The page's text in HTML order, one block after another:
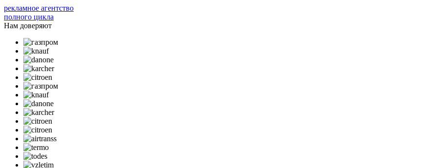
рекламное агентство
полного цикла
Нам доверяют